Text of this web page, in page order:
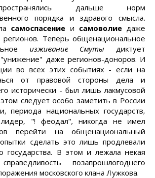
дальше норм
порядка и здравого смысла.
самоспасение и самоволиедаже
регионов. Теперь общенациональное
изживание Смуты диктует
"унижение" даже регионов-доноров. И
во всех этих событиях - если на
от правовой стороны дела и
исторически - был лишь лакмусовой
следует особо заметить в России
периода национальных государств,
лидер, "! феодал", никогда не имел
перейти на общенациональный
сделать это лишь продлевали
государства. В этом и лежала некая
позапрошлогоднего
московского клана Лужкова.